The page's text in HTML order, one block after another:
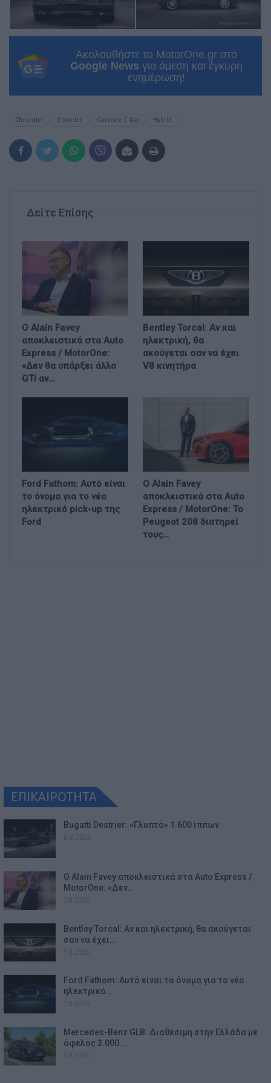
Ακολουθήστε το MotorOne.gr στο
Google News για άμεση και έγκυρη
ενημέρωση!
Chevrolet Corvette Corvette E-Ray Hybrid
Δείτε Επίσης
Ο Alain Favey
αποκλειστικά στα Auto
Express / MotorOne:
«Δεν θα υπάρξει άλλο
GTi αν…
Bentley Torcal: Αν και
ηλεκτρική, θα
ακούγεται σαν να έχει
V8 κινητήρα
Ford Fathom: Αυτό είναι
το όνομα για το νέο
ηλεκτρικό pick-up της
Ford
Ο Alain Favey
αποκλειστικά στα Auto
Express / MotorOne: Το
Peugeot 208 διατηρεί
τους…
ΕΠΙΚΑΙΡΟΤΗΤΑ
Bugatti Destrier: «Γλυπτό» 1.600 ίππων
Ο Alain Favey αποκλειστικά στα Auto Express /
MotorOne: «Δεν…
Bentley Torcal: Αν και ηλεκτρική, θα ακούγεται
σαν να έχει…
Ford Fathom: Αυτό είναι το όνομα για το νέο
ηλεκτρικό…
Mercedes-Benz GLB: Διαθέσιμη στην Ελλάδα με
όφελος 2.000…